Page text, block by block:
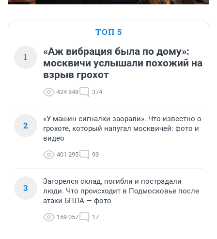
ТОП 5
1
«Аж вибрация была по дому»:
москвичи услышали похожий на
взрыв грохот
424 848 374
2
«У машин сигналки заорали». Что известно о
грохоте, который напугал москвичей: фото и
видео
401 295 93
3
Загорелся склад, погибли и пострадали
люди. Что происходит в Подмосковье после
атаки БПЛА — фото
159 057 17